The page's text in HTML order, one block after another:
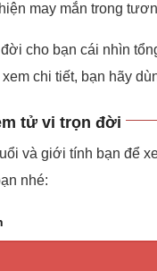
may mắn trong
cho bạn cái nhìn
chi tiết, bạn hãy
tử vi trọn đời
và giới tính bạn để
nhé: